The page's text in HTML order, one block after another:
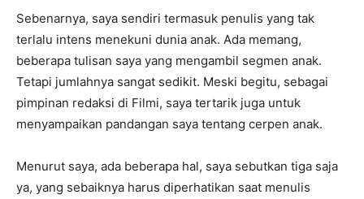
Sebenarnya, saya sendiri termasuk penulis yang tak
terlalu intens menekuni dunia anak. Ada memang,
beberapa tulisan saya yang mengambil segmen anak.
Tetapi jumlahnya sangat sedikit. Meski begitu, sebagai
pimpinan redaksi di Filmi, saya tertarik juga untuk
menyampaikan pandangan saya tentang cerpen anak.
Menurut saya, ada beberapa hal, saya sebutkan tiga saja
ya, yang sebaiknya harus diperhatikan saat menulis